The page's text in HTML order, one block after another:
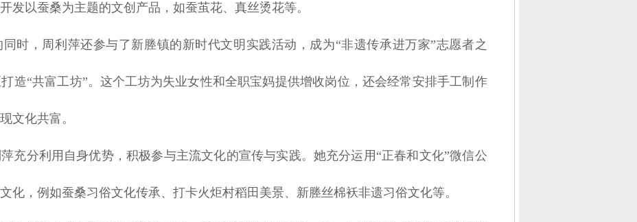
发以蚕桑为主题的文创产品，如蚕茧花、真丝烫花等。
时，周利萍还参与了新塍镇的新时代文明实践活动，成为“非遗传承进万家”志愿者之
造“共富工坊”。这个工坊为失业女性和全职宝妈提供增收岗位，还会经常安排手工制作
文化共富。
充分利用自身优势，积极参与主流文化的宣传与实践。她充分运用“正春和文化”微信公
化，例如蚕桑习俗文化传承、打卡火炬村稻田美景、新塍丝棉袄非遗习俗文化等。